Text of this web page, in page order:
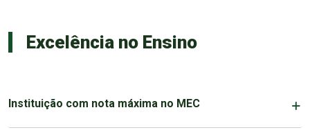
Excelência no Ensino
Instituição com nota máxima no MEC